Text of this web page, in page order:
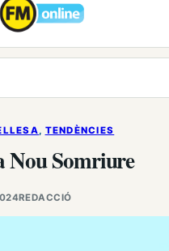
, TENDÈNCIES
Nou Somriure
REDACCIÓ